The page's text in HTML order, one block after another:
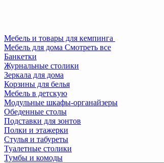
Мебель и товары для кемпинга
Мебель для дома Смотреть все
Банкетки
Журнальные столики
Зеркала для дома
Корзины для белья
Мебель в детскую
Модульные шкафы-органайзеры
Обеденные столы
Подставки для зонтов
Полки и этажерки
Стулья и табуреты
Туалетные столики
Тумбы и комоды